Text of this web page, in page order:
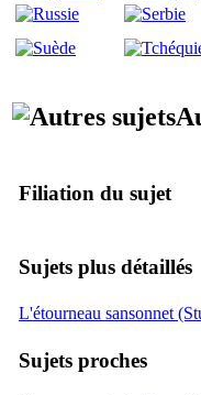
Filiation du sujet
Sujets plus détaillés
L'étourneau sansonnet
Sujets proches